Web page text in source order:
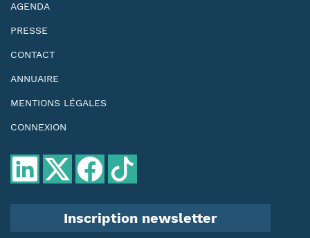
AGENDA
PRESSE
CONTACT
ANNUAIRE
MENTIONS LÉGALES
CONNEXION
Inscription newsletter